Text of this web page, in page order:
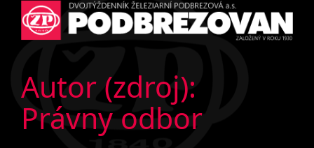
Autor (zdroj):
Právny odbor